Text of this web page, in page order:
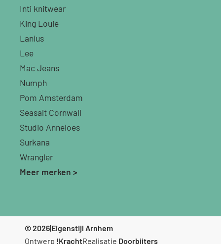
Inti knitwear
King Louie
Lanius
Lee
Mac Jeans
Numph
Pom Amsterdam
Seasalt Cornwall
Studio Anneloes
Surkana
Wrangler
Meer merken >
© 2026|Eigenstijl Arnhem
Ontwerp !KrachtRealisatie Doorbijters